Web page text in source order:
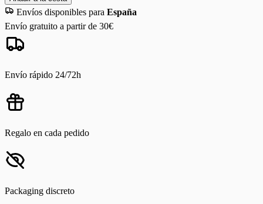
Envíos disponibles para España
Envío gratuito a partir de 30€
Envío rápido 24/72h
Regalo en cada pedido
Packaging discreto